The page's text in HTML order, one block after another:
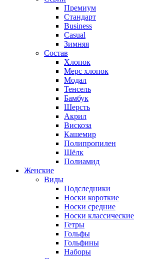
Премиум
Стандарт
Business
Casual
Зимняя
Состав
Хлопок
Мерс хлопок
Модал
Тенсель
Бамбук
Шерсть
Акрил
Вискоза
Кашемир
Полипропилен
Шёлк
Полиамид
Женские
Виды
Подследники
Носки короткие
Носки средние
Носки классические
Гетры
Гольфы
Гольфины
Наборы